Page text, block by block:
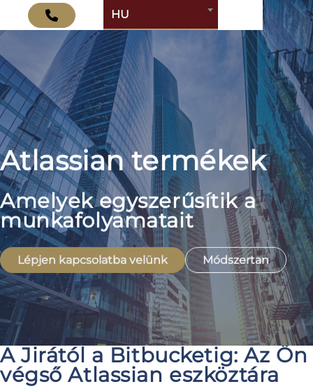
HU
Atlassian termékek
Amelyek egyszerűsítik a
munkafolyamatait
Lépjen kapcsolatba velünk Módszertan
A Jirától a Bitbucketig: Az Ön
végső Atlassian eszköztára